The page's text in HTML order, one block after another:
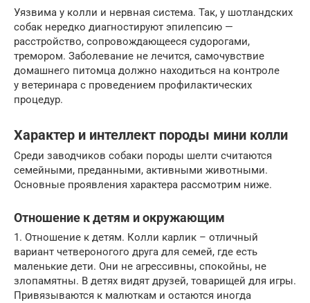
Уязвима у колли и нервная система. Так, у шотландских
собак нередко диагностируют эпилепсию —
расстройство, сопровождающееся судорогами,
тремором. Заболевание не лечится, самочувствие
домашнего питомца должно находиться на контроле
у ветеринара с проведением профилактических
процедур.
Характер и интеллект породы мини колли
Среди заводчиков собаки породы шелти считаются
семейными, преданными, активными животными.
Основные проявления характера рассмотрим ниже.
Отношение к детям и окружающим
1. Отношение к детям. Колли карлик – отличный
вариант четвероногого друга для семей, где есть
маленькие дети. Они не агрессивны, спокойны, не
злопамятны. В детях видят друзей, товарищей для игры.
Привязываются к малюткам и остаются иногда